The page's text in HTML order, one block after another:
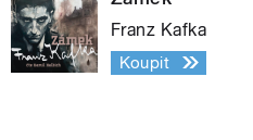
Franz Kafka
Koupit